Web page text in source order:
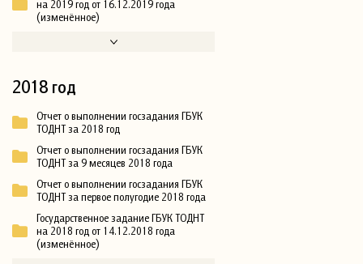
на 2019 год от 16.12.2019 года
(изменённое)
2018 год
Отчет о выполнении госзадания ГБУК
ТОДНТ за 2018 год
Отчет о выполнении госзадания ГБУК
ТОДНТ за 9 месяцев 2018 года
Отчет о выполнении госзадания ГБУК
ТОДНТ за первое полугодие 2018 года
Государственное задание ГБУК ТОДНТ
на 2018 год от 14.12.2018 года
(изменённое)